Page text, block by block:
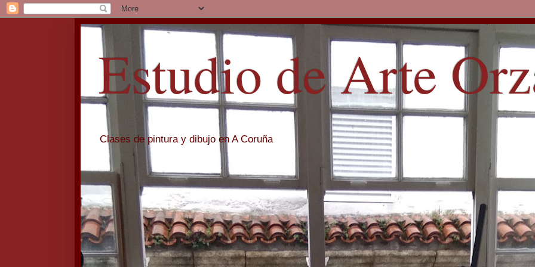
Estudio de Arte
Clases de pintura y dibujo en A Coruña